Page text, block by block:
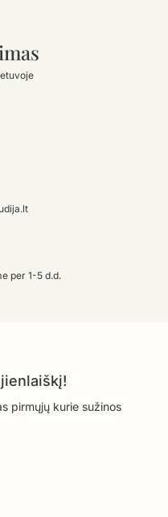
per 1-5 d.d.
pirmųjų kurie sužinos